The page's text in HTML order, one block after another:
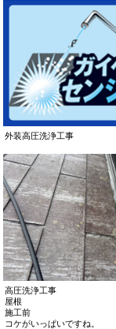
外装高圧洗浄工事
高圧洗浄工事
屋根
施工前
コケがいっぱいですね。